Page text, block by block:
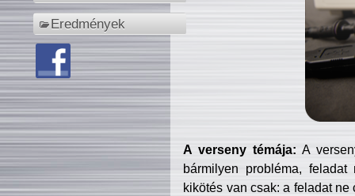
Eredmények
A verseny témája: A
bármilyen probléma, feladat
kikötés van csak: a feladat